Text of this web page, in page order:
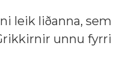
leik liðanna, sem
unnu fyrri